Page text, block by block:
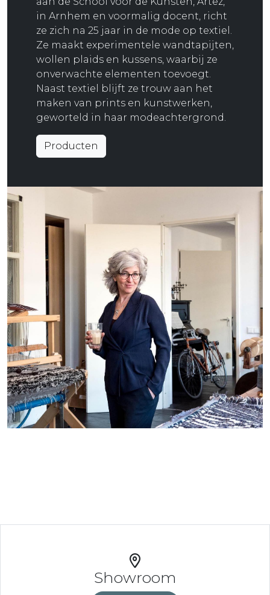
in Arnhem en voormalig docent, richt
ze zich na 25 jaar in de mode op textiel.
Ze maakt experimentele wandtapijten,
wollen plaids en kussens, waarbij ze
onverwachte elementen toevoegt.
Naast textiel blijft ze trouw aan het
maken van prints en kunstwerken,
geworteld in haar modeachtergrond.
Producten
Showroom